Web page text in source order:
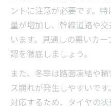
ントに注意が必要です。
量が増加し、幹線道路や
います。見通しの悪いカ
認を徹底しましょう。
また、冬季は路面凍結や
ス崩れが発生しやすいで
対応するため、タイヤの